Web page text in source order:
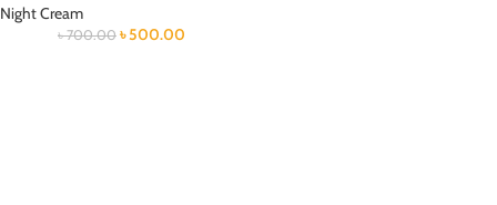
Night Cream
৳700.00 ৳500.00